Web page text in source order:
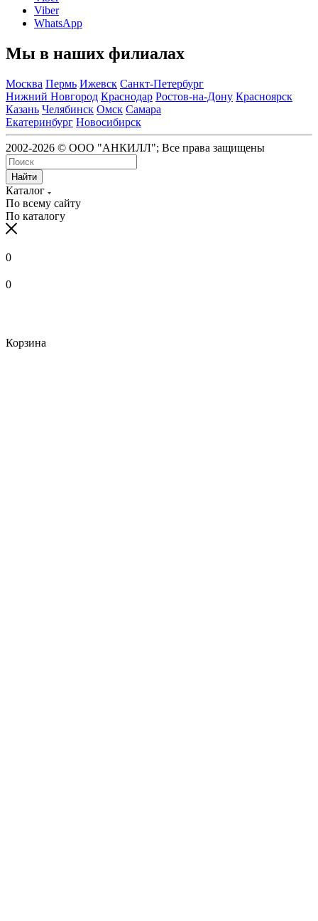
Viber
WhatsApp
Мы в наших филиалах
Москва Пермь Ижевск Санкт-Петербург
Нижний Новгород Краснодар Ростов-на-Дону Красноярск
Казань Челябинск Омск Самара
Екатеринбург Новосибирск
2002-2026 © ООО "АНКИЛЛ"; Все права защищены
Найти
Каталог
По всему сайту
По каталогу
0
0
Корзина